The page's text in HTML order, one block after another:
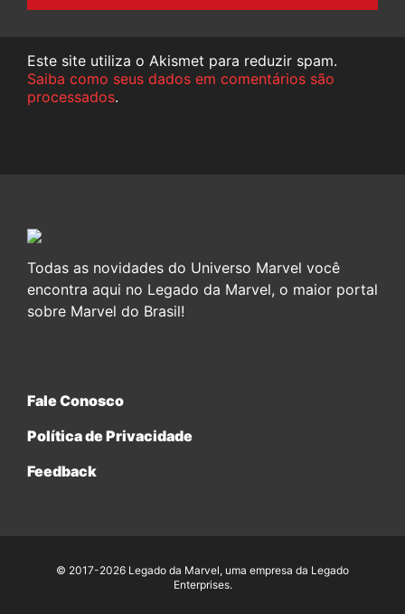
Este site utiliza o Akismet para reduzir spam.
Saiba como seus dados em comentários são
processados.
Todas as novidades do Universo Marvel você
encontra aqui no Legado da Marvel, o maior portal
sobre Marvel do Brasil!
Fale Conosco
Política de Privacidade
Feedback
© 2017-2026 Legado da Marvel, uma empresa da Legado
Enterprises.